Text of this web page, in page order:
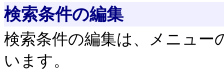
検索条件の編集
検索条件の編集は、メニュー
います。